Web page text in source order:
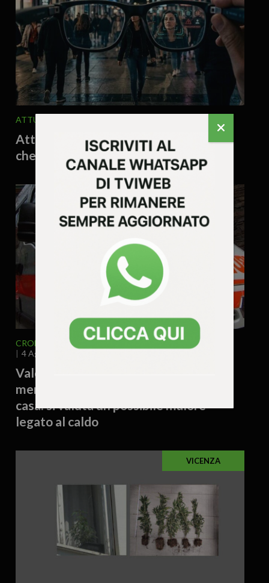
ATTUALITA'
Attenzione, gli occhiali ti spiano! Altro
che riconoscimento facciale!
CRONACA VENETO
VICENZA E PROVINCIA
4 Agosto 2026 - 17.54
Valdagno – Donna trovata morta
mentre raccoglieva patate nell’orto di
casa: si valuta un possibile malore
legato al caldo
VICENZA